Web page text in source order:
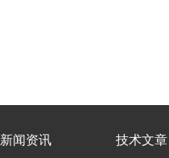
新闻资讯 技术文章